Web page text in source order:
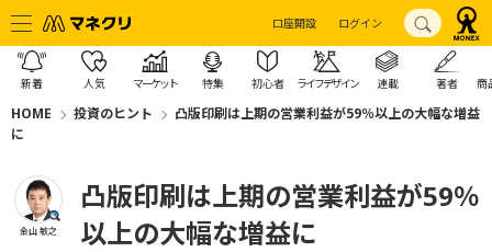
口座開設 ログイン
新着 人気 マーケット 特集 初心者 ライフデザイン 連載 著者 商
HOME 投資のヒント
凸版印刷は上期の営業利益が59％以上の大幅な増益
に
金山 敏之
凸版印刷は上期の営業利益が59％
以上の大幅な増益に